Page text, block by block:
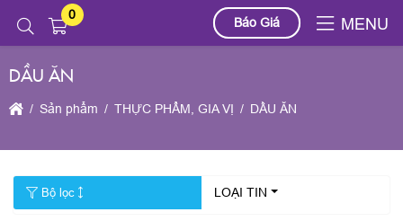
0
Báo Giá MENU
DẦU ĂN
Sản phẩm THỰC PHẨM, GIA VỊ DẦU ĂN
Bộ lọc LOẠI TIN